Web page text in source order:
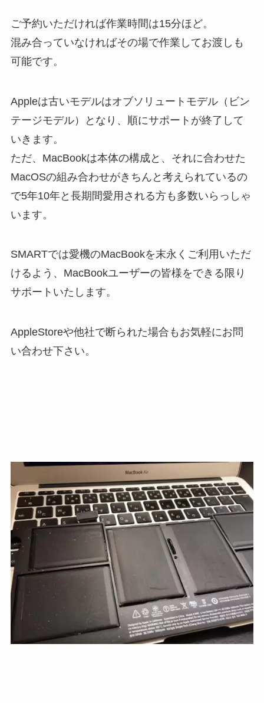
ご予約いただければ作業時間は15分ほど。
混み合っていなければその場で作業してお渡しも
可能です。
Appleは古いモデルはオブソリュートモデル（ビン
テージモデル）となり、順にサポートが終了して
いきます。
ただ、MacBookは本体の構成と、それに合わせた
MacOSの組み合わせがきちんと考えられているの
で5年10年と長期間愛用される方も多数いらっしゃ
います。
SMARTでは愛機のMacBookを末永くご利用いただ
けるよう、MacBookユーザーの皆様をできる限り
サポートいたします。
AppleStoreや他社で断られた場合もお気軽にお問
い合わせ下さい。